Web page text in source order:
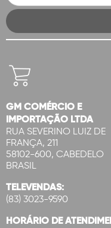
GM COMÉRCIO E
IMPORTAÇÃO LTDA
RUA SEVERINO LUIZ DE
FRANÇA, 211
58102-600, CABEDELO
BRASIL
TELEVENDAS:
(83) 3023-9590
HORÁRIO DE